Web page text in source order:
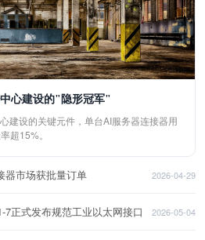
心建设的"隐形冠军"
建设的关键元件，单台AI服务器连接器用
超15%。
器市场获批量订单 2026-04-29
正式发布规范工业以太网接口 2026-05-04